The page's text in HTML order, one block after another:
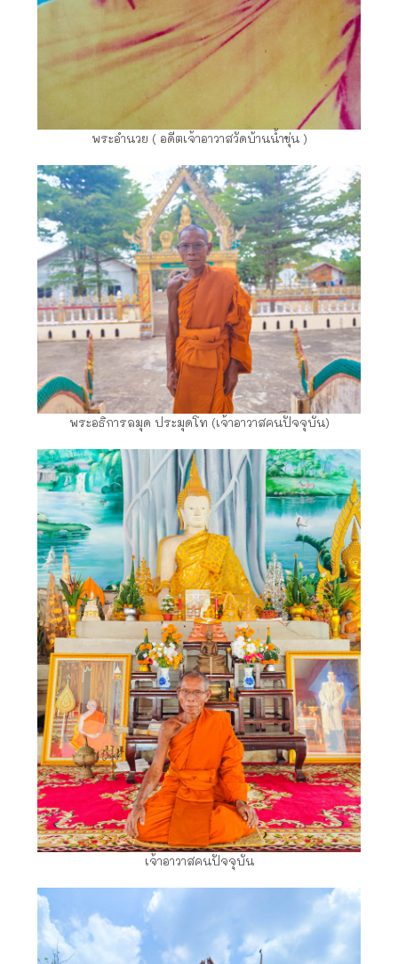
พระอำนวย ( อดีตเจ้าอาวาสวัดบ้านน้ำขุ่น )
พระอธิการลมุด ประมุดโท (เจ้าอาวาสคนปัจจุบัน)
เจ้าอาวาสคนปัจจุบัน